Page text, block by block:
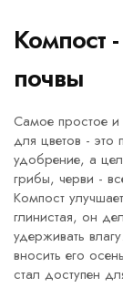
Компост
почвы
Самое простое
для цветов - это
удобрение, а
грибы, черви -
Компост
глинистая, он
удерживать
вносить его
стал доступен